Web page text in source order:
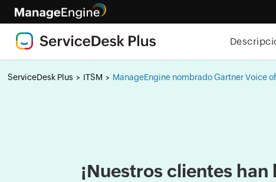
ServiceDesk Plus > ITSM > ManageEngine nombrado Gartner Voice
¡Nuestros clientes han